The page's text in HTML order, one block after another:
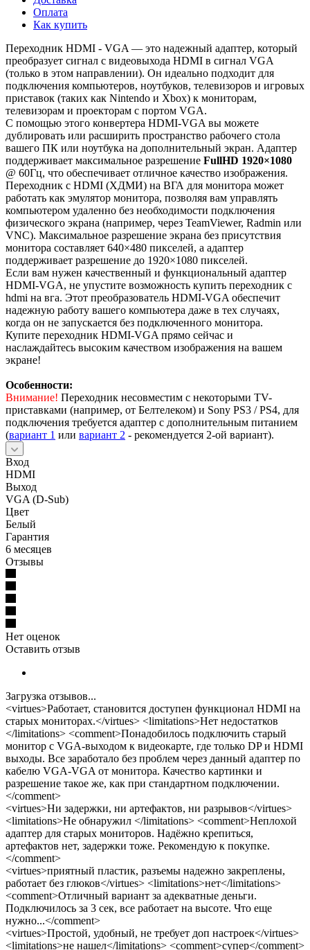
Оплата
Как купить
Переходник HDMI - VGA — это надежный адаптер, который
преобразует сигнал с видеовыхода HDMI в сигнал VGA
(только в этом направлении). Он идеально подходит для
подключения компьютеров, ноутбуков, телевизоров и игровых
приставок (таких как Nintendo и Xbox) к мониторам,
телевизорам и проекторам с портом VGA.
С помощью этого конвертера HDMI-VGA вы можете
дублировать или расширить пространство рабочего стола
вашего ПК или ноутбука на дополнительный экран. Адаптер
поддерживает максимальное разрешение FullHD 1920×1080
@ 60Гц, что обеспечивает отличное качество изображения.
Переходник с HDMI (ХДМИ) на ВГА для монитора может
работать как эмулятор монитора, позволяя вам управлять
компьютером удаленно без необходимости подключения
физического экрана (например, через TeamViewer, Radmin или
VNC). Максимальное разрешение экрана без присутствия
монитора составляет 640×480 пикселей, а адаптер
поддерживает разрешение до 1920×1080 пикселей.
Если вам нужен качественный и функциональный адаптер
HDMI-VGA, не упустите возможность купить переходник с
hdmi на вга. Этот преобразователь HDMI-VGA обеспечит
надежную работу вашего компьютера даже в тех случаях,
когда он не запускается без подключенного монитора.
Купите переходник HDMI-VGA прямо сейчас и
наслаждайтесь высоким качеством изображения на вашем
экране!
Особенности:
Внимание! Переходник несовместим с некоторыми TV-
приставками (например, от Белтелеком) и Sony PS3 / PS4, для
подключения требуется адаптер с дополнительным питанием
(вариант 1 или вариант 2 - рекомендуется 2-ой вариант).
Вход
HDMI
Выход
VGA (D-Sub)
Цвет
Белый
Гарантия
6 месяцев
Отзывы
Нет оценок
Оставить отзыв
Загрузка отзывов...
<virtues>Работает, становится доступен функционал HDMI на
старых мониторах.</virtues> <limitations>Нет недостатков
</limitations> <comment>Понадобилось подключить старый
монитор с VGA-выходом к видеокарте, где только DP и HDMI
выходы. Все заработало без проблем через данный адаптер по
кабелю VGA-VGA от монитора. Качество картинки и
разрешение такое же, как при стандартном подключении.
</comment>
<virtues>Ни задержки, ни артефактов, ни разрывов</virtues>
<limitations>Не обнаружил </limitations> <comment>Неплохой
адаптер для старых мониторов. Надёжно крепиться,
артефактов нет, задержки тоже. Рекомендую к покупке.
</comment>
<virtues>приятный пластик, разъемы надежно закреплены,
работает без глюков</virtues> <limitations>нет</limitations>
<comment>Отличный вариант за адекватные деньги.
Подключилось за 3 сек, все работает на высоте. Что еще
нужно...</comment>
<virtues>Простой, удобный, не требует доп настроек</virtues>
<limitations>не нашел</limitations> <comment>супер</comment>